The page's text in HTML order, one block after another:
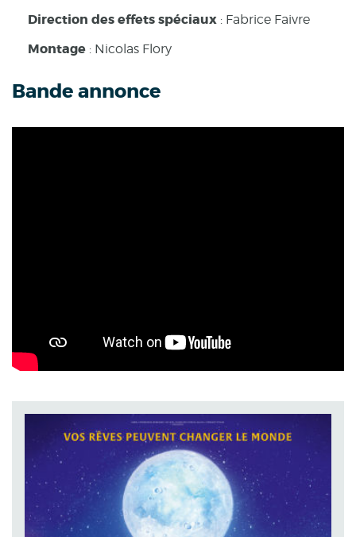
Direction des effets spéciaux : Fabrice Faivre
Montage : Nicolas Flory
Bande annonce